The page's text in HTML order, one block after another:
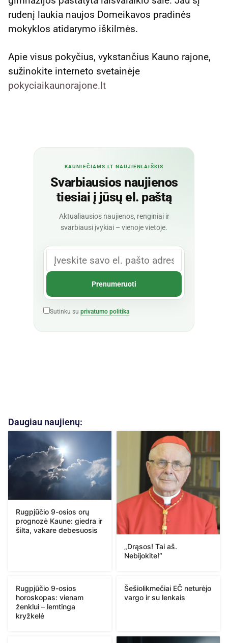
rudenį laukia naujos Domeikavos pradinės
mokyklos atidarymo iškilmės.
Apie visus pokyčius, vykstančius Kauno rajone,
sužinokite interneto svetainėje
pokyciaikaunorajone.lt
KAUNIEČIAMS.LT NAUJIENLAIŠKIS
Svarbiausios naujienos
tiesiai į jūsų el. paštą
Aktualiausios naujienos, renginiai ir
svarbiausi įvykiai – vienoje vietoje.
Sutinku su privatumo politika
Daugiau naujienų:
Rugpjūčio 9-osios orų
prognozė Kaune: giedra ir
šilta, vakare debesuosis
„Drąsos! Tai aš.
Nebijokite!“
Rugpjūčio 9-osios
horoskopas: vienam
ženklui – lemtinga
kryžkelė
Šešiolikmečiai EČ neturėjo
vargo ir su lenkais